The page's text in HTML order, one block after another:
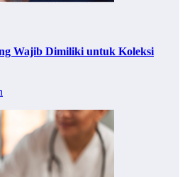
Wajib Dimiliki untuk Koleksi